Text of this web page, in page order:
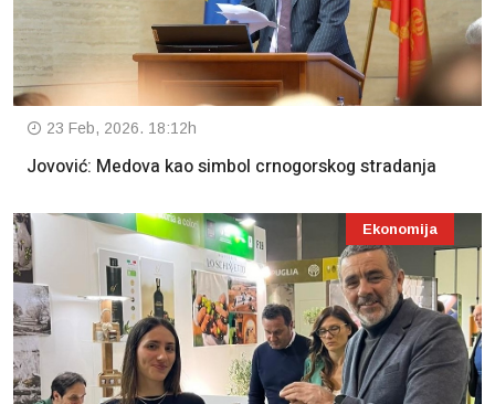
23 Feb, 2026. 18:12h
Jovović: Medova kao simbol crnogorskog stradanja
Ekonomija